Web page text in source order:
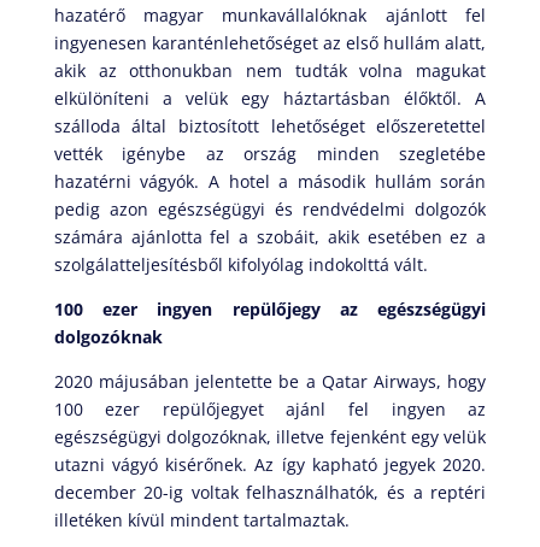
hazatérő magyar munkavállalóknak ajánlott fel
ingyenesen karanténlehetőséget az első hullám alatt,
akik az otthonukban nem tudták volna magukat
elkülöníteni a velük egy háztartásban élőktől. A
szálloda által biztosított lehetőséget előszeretettel
vették igénybe az ország minden szegletébe
hazatérni vágyók. A hotel a második hullám során
pedig azon egészségügyi és rendvédelmi dolgozók
számára ajánlotta fel a szobáit, akik esetében ez a
szolgálatteljesítésből kifolyólag indokolttá vált.
100 ezer ingyen repülőjegy az egészségügyi
dolgozóknak
2020 májusában jelentette be a Qatar Airways, hogy
100 ezer repülőjegyet ajánl fel ingyen az
egészségügyi dolgozóknak, illetve fejenként egy velük
utazni vágyó kisérőnek. Az így kapható jegyek 2020.
december 20-ig voltak felhasználhatók, és a reptéri
illetéken kívül mindent tartalmaztak.